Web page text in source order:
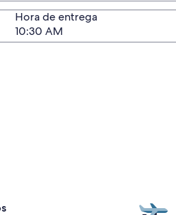
Devolución (igual a la entrega)
Hora de entrega